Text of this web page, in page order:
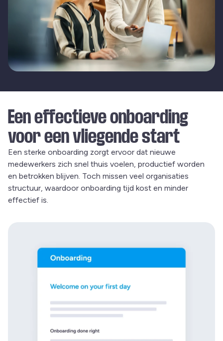
Een effectieve onboarding
voor een vliegende start
Een sterke onboarding zorgt ervoor dat nieuwe
medewerkers zich snel thuis voelen, productief worden
en betrokken blijven. Toch missen veel organisaties
structuur, waardoor onboarding tijd kost en minder
effectief is.